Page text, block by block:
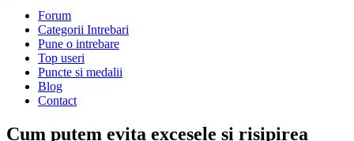
Forum
Categorii Intrebari
Pune o intrebare
Top useri
Puncte si medalii
Blog
Contact
Cum putem evita excesele și risipirea